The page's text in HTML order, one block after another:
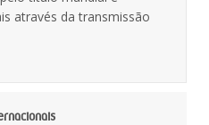
através da transmissão